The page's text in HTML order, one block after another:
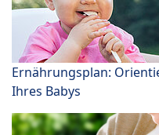
Ernährungsplan:
Ihres Babys